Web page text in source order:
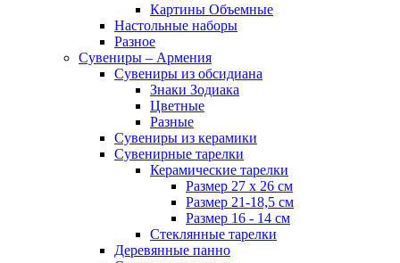
Картины Объемные
Настольные наборы
Разное
Сувениры – Армения
Сувениры из обсидиана
Знаки Зодиака
Цветные
Разные
Сувениры из керамики
Сувенирные тарелки
Керамические тарелки
Размер 27 х 26 см
Размер 21-18,5 см
Размер 16 - 14 см
Стеклянные тарелки
Деревянные панно